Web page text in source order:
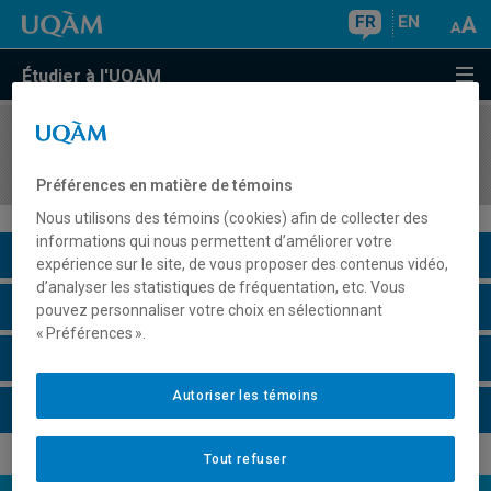
FR EN
Étudier à l'UQAM
COURS//
Description du cours
Horaire - Été 2026
Préférences en matière de témoins
Nous utilisons des témoins (cookies) afin de collecter des
informations qui nous permettent d’améliorer votre
expérience sur le site, de vous proposer des contenus vidéo,
d’analyser les statistiques de fréquentation, etc. Vous
pouvez personnaliser votre choix en sélectionnant
« Préférences ».
Tout refuser
Autoriser les témoins